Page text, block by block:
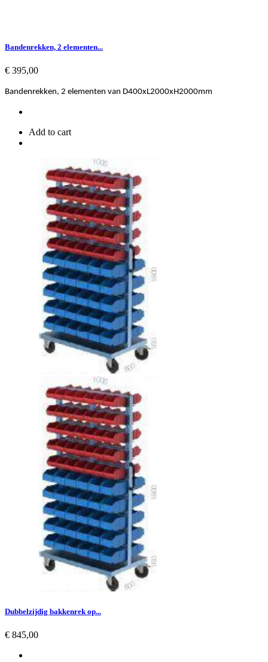
Bandenrekken, 2 elementen...
Prijs
€ 395,00
Bandenrekken, 2 elementen van D400xL2000xH2000mm
Add to cart
Dubbelzijdig bakkenrek op...
Prijs
€ 845,00